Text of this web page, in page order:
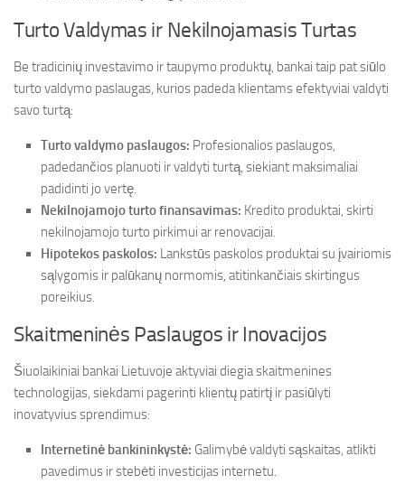
Turto Valdymas ir Nekilnojamasis Turtas
Be tradicinių investavimo ir taupymo produktų, bankai taip pat siūlo
turto valdymo paslaugas, kurios padeda klientams efektyviai valdyti
savo turtą:
Turto valdymo paslaugos: Profesionalios paslaugos,
padedančios planuoti ir valdyti turtą, siekiant maksimaliai
padidinti jo vertę.
Nekilnojamojo turto finansavimas: Kredito produktai, skirti
nekilnojamojo turto pirkimui ar renovacijai.
Hipotekos paskolos: Lankstūs paskolos produktai su įvairiomis
sąlygomis ir palūkanų normomis, atitinkančiais skirtingus
poreikius.
Skaitmeninės Paslaugos ir Inovacijos
Šiuolaikiniai bankai Lietuvoje aktyviai diegia skaitmenines
technologijas, siekdami pagerinti klientų patirtį ir pasiūlyti
inovatyvius sprendimus:
Internetinė bankininkystė: Galimybė valdyti sąskaitas, atlikti
pavedimus ir stebėti investicijas internetu.